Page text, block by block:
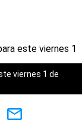
viernes 1 de